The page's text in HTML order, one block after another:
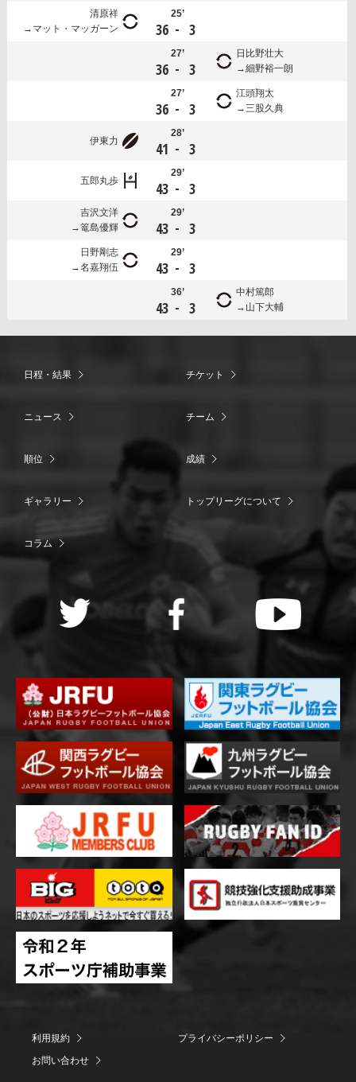
清原祥
マット・マッガーン
25’
36 - 3
27’
36 - 3
日比野壮大
細野裕一朗
27’
36 - 3
江頭翔太
三股久典
伊東力
28’
41 - 3
五郎丸歩
29’
43 - 3
吉沢文洋
篭島優輝
29’
43 - 3
日野剛志
名嘉翔伍
29’
43 - 3
36’
43 - 3
中村篤郎
山下大輔
日程・結果 チケット
ニュース チーム
順位 成績
ギャラリー トップリーグについて
コラム
利用規約
プライバシーポリシー
お問い合わせ